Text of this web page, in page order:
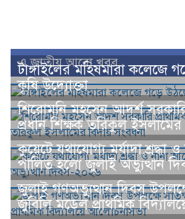
এ জাতীয় আরো খবর
টাঙ্গাইলের মহিষমারা কলেজে
কৃষি উদ্যোক্তা
শিরোমনি মহসেন আদর্শ সরকারি
প্রধান শিক্ষক তরিকুল ইসলামের
কুয়েটে যথাযোগ্য
পালিত হলো জুলাই অভ্যুত্থান
জুলাই গণঅভ্যু্ত্থান দিবস
জুবিলি মডেল প্রাথমিক